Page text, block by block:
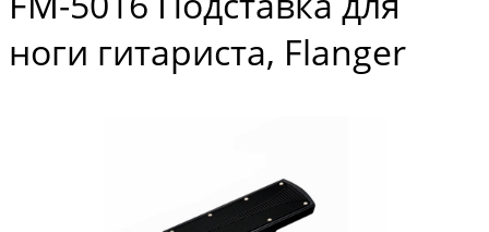
ноги гитариста, Flanger